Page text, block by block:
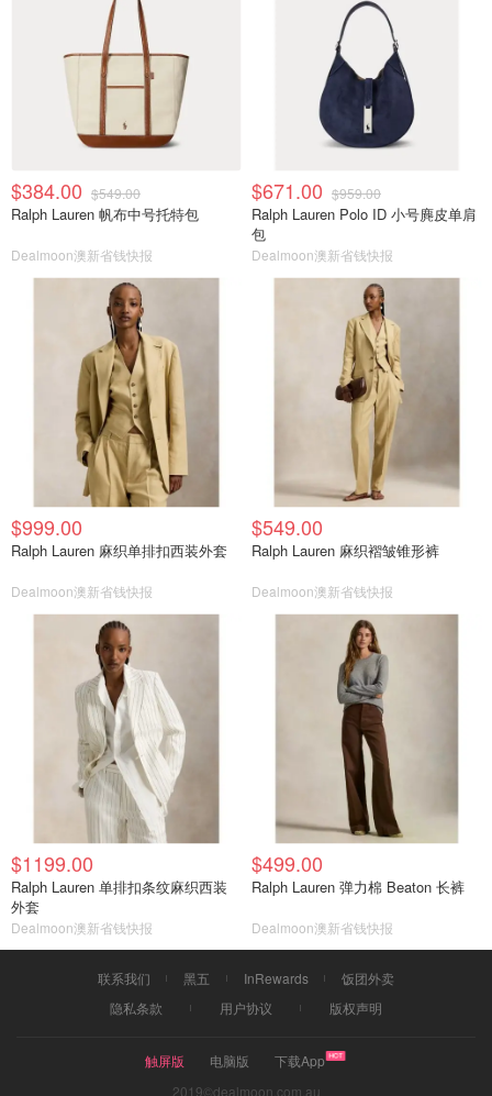
$384.00 $549.00
Ralph Lauren 帆布中号托特包
Dealmoon澳新省钱快报
$671.00 $959.00
Ralph Lauren Polo ID 小号麂皮单肩
包
Dealmoon澳新省钱快报
$999.00
Ralph Lauren 麻织单排扣西装外套
Dealmoon澳新省钱快报
$549.00
Ralph Lauren 麻织褶皱锥形裤
Dealmoon澳新省钱快报
$1199.00
Ralph Lauren 单排扣条纹麻织西装
外套
Dealmoon澳新省钱快报
$499.00
Ralph Lauren 弹力棉 Beaton 长裤
Dealmoon澳新省钱快报
联系我们 黑五 InRewards
饭团外卖
隐私条款
用户协议 版权声明
触屏版 电脑版
下载App
2019©dealmoon.com.au